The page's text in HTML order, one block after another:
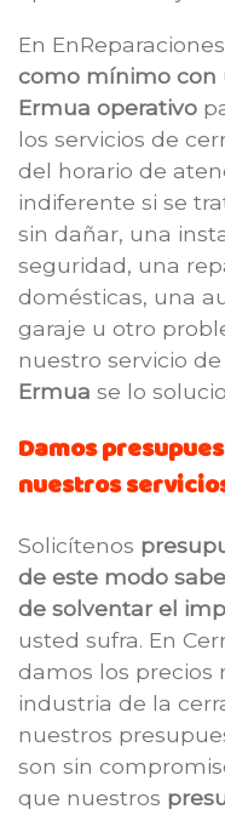
En
como mínimo con
Ermua operativo
los servicios de
del horario de
indiferente si se
sin dañar, una
seguridad, una
domésticas, una
garaje u otro
nuestro servicio de
Ermua se lo
Damos
nuestros
Solicítenos
de este modo
de solventar el
usted sufra. En
damos los precios
industria de la
nuestros
son sin
que nuestros